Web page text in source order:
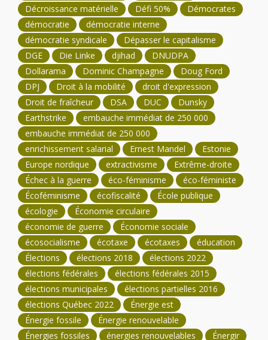
Décroissance matérielle
Défi 50%
Démocrates
démocratie
démocratie interne
démocratie syndicale
Dépasser le capitalisme
DGE
Die Linke djihad
DNUDPA
Dollarama
Dominic Champagne
Doug Ford
DPJ
Droit à la mobilité
droit d'expression
Droit de fraîcheur
DSA DUC
Dunsky
Earthstrike
embauche immédiat de 250 000
embauche immédiat de 250 000
enrichissement salarial
Ernest Mandel
Estonie
Europe nordique
extractivisme
Extrême-droite
Échec à la guerre
éco-féminisme
éco-féministe
Écoféminisme
écofiscalité
École publique
écologie
Économie circulaire
économie de guerre
Économie sociale
écosocialisme
écotaxe écotaxes
éducation
Élections
élections 2018
élections 2022
élections fédérales
élections fédérales 2015
élections municipales
élections partielles 2016
élections Québec 2022
Énergie est
Énergie fossile
Énergie renouvelable
Énergies fossiles
énergies renouvelables
Énergir